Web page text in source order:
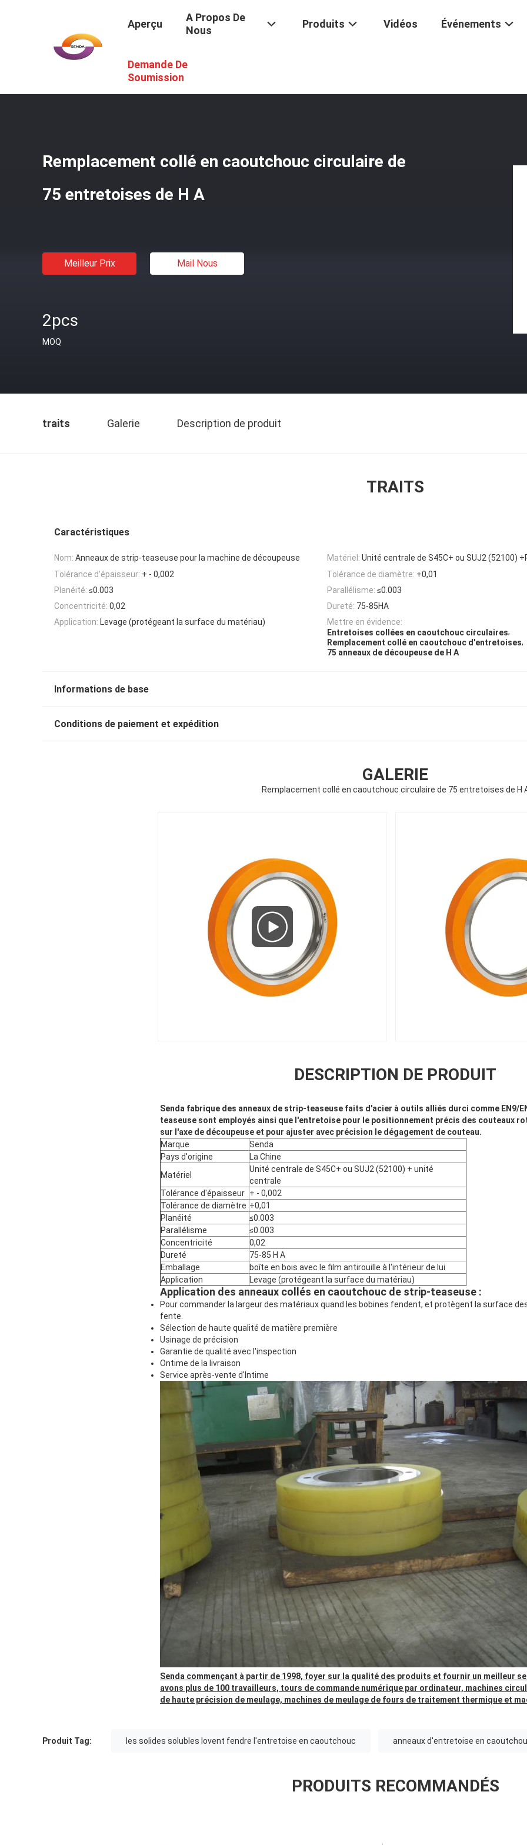
Aperçu
A Propos De
Nous
Produits Vidéos Événements
Demande De
Soumission
Entretoises Collées En Caoutchouc
Remplacement collé en caoutchouc circulaire de
75 entretoises de H A
Meilleur Prix Mail Nous
2pcs
MOQ
traits Galerie Description de produit
TRAITS
Caractéristiques
Nom: Anneaux de strip-teaseuse pour la machine de découpeuse Matériel: Unité centrale de S45C+ ou SUJ2 (52100)
Tolérance d'épaisseur: + - 0,002 Tolérance de diamètre: +0,01
Planéité: ≤0.003 Parallélisme: ≤0.003
Concentricité: 0,02 Dureté: 75-85HA
Application: Levage (protégeant la surface du matériau)
Mettre en évidence:
Entretoises collées en caoutchouc circulaires,
Remplacement collé en caoutchouc d'entretoises,
75 anneaux de découpeuse de H A
Informations de base
Conditions de paiement et expédition
GALERIE
Remplacement collé en caoutchouc circulaire de 75 entretoises de H
DESCRIPTION DE PRODUIT
Senda fabrique des anneaux de strip-teaseuse faits d'acier à outils alliés durci comme EN9/
teaseuse sont employés ainsi que l'entretoise pour le positionnement précis des couteaux
sur l'axe de découpeuse et pour ajuster avec précision le dégagement de couteau.
Marque
Senda
Pays d'origine
La Chine
Matériel
Unité centrale de S45C+ ou SUJ2 (52100) + unité
centrale
Tolérance d'épaisseur + - 0,002
Tolérance de diamètre +0,01
Planéité
≤0.003
Parallélisme
≤0.003
Concentricité
0,02
Dureté
75-85 H A
Emballage
boîte en bois avec le film antirouille à l'intérieur de lui
Application
Levage (protégeant la surface du matériau)
Application des anneaux collés en caoutchouc de strip-teaseuse :
Pour commander la largeur des matériaux quand les bobines fendent, et protègent la surface
fente.
Sélection de haute qualité de matière première
Usinage de précision
Garantie de qualité avec l'inspection
Ontime de la livraison
Service après-vente d'Intime
Senda commençant à partir de 1998, foyer sur la qualité des produits et fournir un meilleur
avons plus de 100 travailleurs, tours de commande numérique par ordinateur, machines
de haute précision de meulage, machines de meulage de fours de traitement thermique et
Produit Tag: les solides solubles lovent fendre l'entretoise en caoutchouc anneaux d'entretoise en
PRODUITS RECOMMANDÉS